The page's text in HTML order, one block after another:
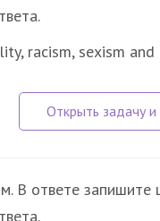
racism, sexism
В ответе